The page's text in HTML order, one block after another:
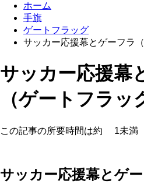
ホーム
手旗
ゲートフラッグ
サッカー応援幕とゲーフラ
サッカー応援幕
（ゲートフラッ
この記事の所要時間は約 1未満
サッカー応援幕とゲ